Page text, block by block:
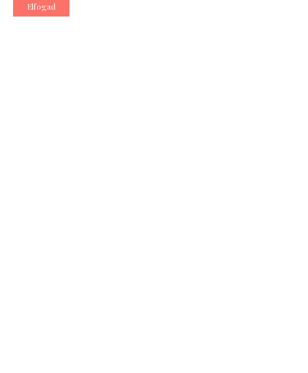
Vannak napok, amikor nem aludtunk jól, mégis lényeges,
Elfogad